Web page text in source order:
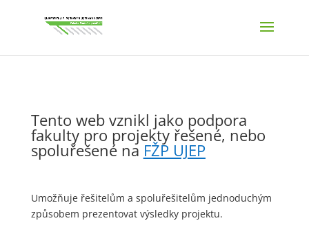
Tento web vznikl jako podpora
fakulty pro projekty řešené, nebo
spoluřešené na FŽP UJEP
Umožňuje řešitelům a spoluřešitelům jednoduchým
způsobem prezentovat výsledky projektu.